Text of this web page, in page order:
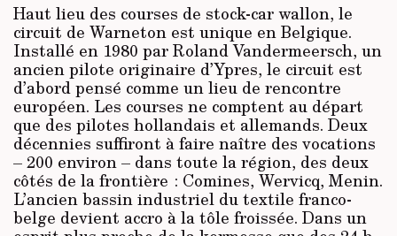
Haut lieu des courses de stock-car wallon, le
circuit de Warneton est unique en Belgique.
Installé en 1980 par Roland Vandermeersch, un
ancien pilote originaire d’Ypres, le circuit est
d’abord pensé comme un lieu de rencontre
européen. Les courses ne comptent au départ
que des pilotes hollandais et allemands. Deux
décennies suffiront à faire naître des vocations
– 200 environ – dans toute la région, des deux
côtés de la frontière : Comines, Wervicq, Menin.
L’ancien bassin industriel du textile franco-
belge devient accro à la tôle froissée. Dans un